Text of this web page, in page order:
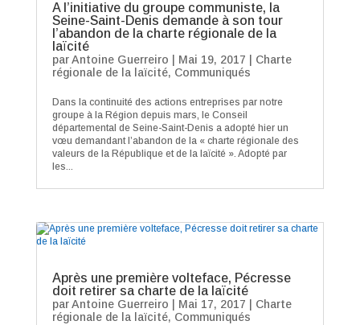
A l’initiative du groupe communiste, la
Seine-Saint-Denis demande à son tour
l’abandon de la charte régionale de la
laïcité
parAntoine Guerreiro Mai 19, 2017
Charte
régionale de la laïcité, Communiqués
Dans la continuité des actions entreprises par notre
groupe à la Région depuis mars, le Conseil
départemental de Seine-Saint-Denis a adopté hier un
vœu demandant l’abandon de la « charte régionale des
valeurs de la République et de la laïcité ». Adopté par
les...
Après une première volteface, Pécresse
doit retirer sa charte de la laïcité
parAntoine Guerreiro Mai 17, 2017
Charte
régionale de la laïcité, Communiqués